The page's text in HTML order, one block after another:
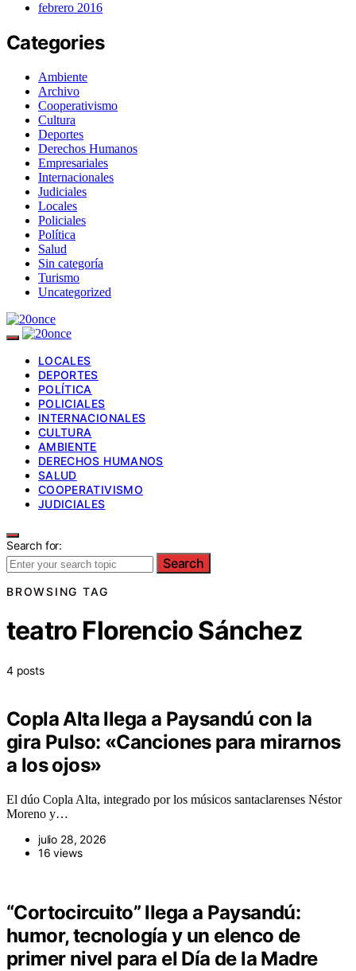
febrero 2016
Categories
Ambiente
Archivo
Cooperativismo
Cultura
Deportes
Derechos Humanos
Empresariales
Internacionales
Judiciales
Locales
Policiales
Política
Salud
Sin categoría
Turismo
Uncategorized
LOCALES
DEPORTES
POLÍTICA
POLICIALES
INTERNACIONALES
CULTURA
AMBIENTE
DERECHOS HUMANOS
SALUD
COOPERATIVISMO
JUDICIALES
Search for:
Search
BROWSING TAG
teatro Florencio Sánchez
4 posts
Copla Alta llega a Paysandú con la
gira Pulso: «Canciones para mirarnos
a los ojos»
El dúo Copla Alta, integrado por los músicos santaclarenses Néstor
Moreno y…
julio 28, 2026
16 views
“Cortocircuito” llega a Paysandú:
humor, tecnología y un elenco de
primer nivel para el Día de la Madre